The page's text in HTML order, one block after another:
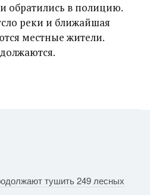
обратились в полицию.
реки и ближайшая
местные жители.
тушить 249 лесных